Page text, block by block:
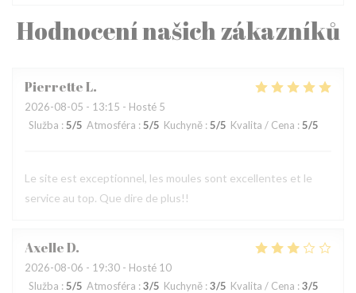
Hodnocení našich zákazníků
PierretteL
2026-08-05 - 13:15 - Hosté 5
Služba : 5/5 Atmosféra : 5/5 Kuchyně : 5/5 Kvalita / Cena : 5/5
Le site est exceptionnel, les moules sont excellentes et le
service au top. Que dire de plus!!
AxelleD
2026-08-06 - 19:30 - Hosté 10
Služba : 5/5 Atmosféra : 3/5 Kuchyně : 3/5 Kvalita / Cena : 3/5